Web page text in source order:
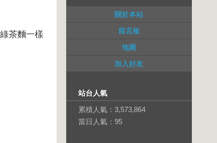
茶麵一樣
關於本站
留言板
地圖
加入好友
站台人氣
累積人氣： 3,573,864
當日人氣： 95